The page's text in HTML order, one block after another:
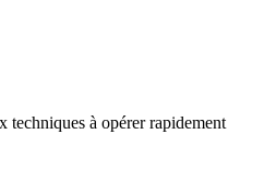
techniques à opérer rapidement